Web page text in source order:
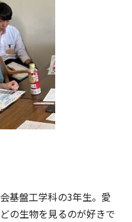
基盤工学科の3年生。愛
の生物を見るのが好きで